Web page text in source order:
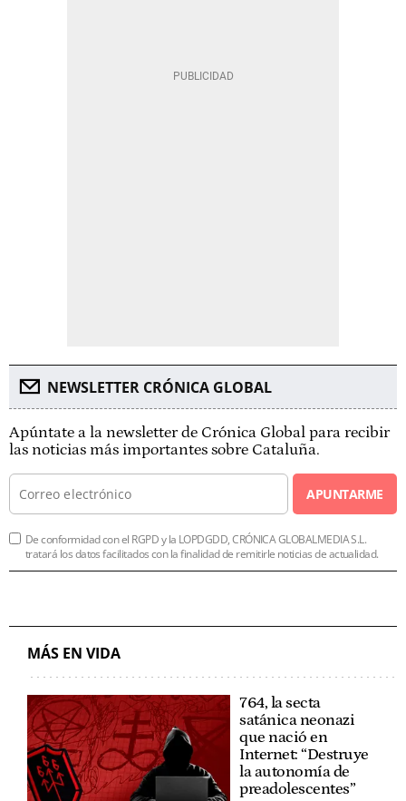
NEWSLETTER CRÓNICA GLOBAL
Apúntate a la newsletter de Crónica Global para recibir
las noticias más importantes sobre Cataluña.
APUNTARME
De conformidad con el RGPD y la LOPDGDD, CRÓNICA GLOBALMEDIA S.L.
tratará los datos facilitados con la finalidad de remitirle noticias de actualidad.
MÁS EN VIDA
764, la secta
satánica neonazi
que nació en
Internet: “Destruye
la autonomía de
preadolescentes”